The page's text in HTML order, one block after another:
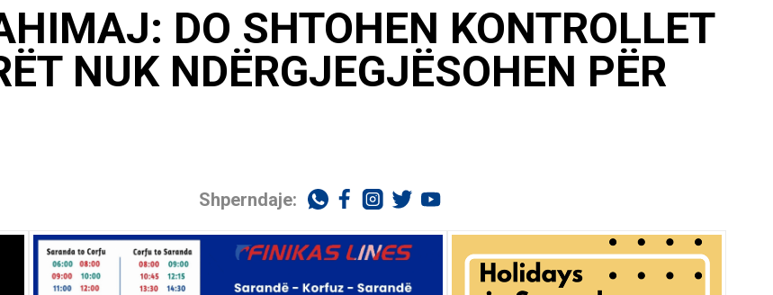
DO SHTOHEN KONTROLLET
NUK NDËRGJEGJËSOHEN PËR
Shperndaje: